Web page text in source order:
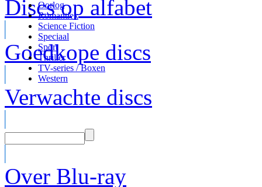
Discs op alfabet
Goedkope discs
Verwachte discs
Over Blu-ray
Oorlog
Romantiek
Science Fiction
Speciaal
Sport
Thriller
TV-series / Boxen
Western